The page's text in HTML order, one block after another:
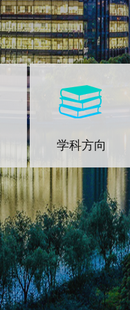
学科方向